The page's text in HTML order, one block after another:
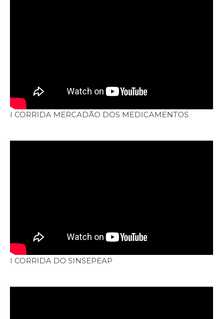
I CORRIDA MERCADÃO DOS MEDICAMENTOS
I CORRIDA DO SINSEPEAP